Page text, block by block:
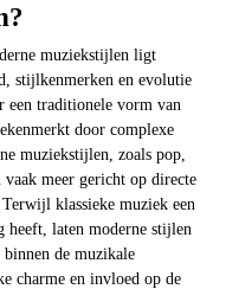
muziekstijlen ligt
stijlkenmerken en evolutie
een traditionele vorm van
door complexe
muziekstijlen, zoals pop,
meer gericht op directe
Terwijl klassieke muziek een
heeft, laten moderne stijlen
de muzikale
charme en invloed op de